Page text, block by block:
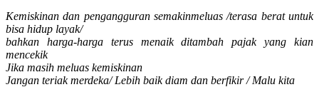
Kemiskinan dan pengangguran semakinmeluas /terasa berat untuk
bisa hidup layak/
bahkan harga-harga terus menaik ditambah pajak yang kian
mencekik
Jika masih meluas kemiskinan
Jangan teriak merdeka/ Lebih baik diam dan berfikir / Malu kita